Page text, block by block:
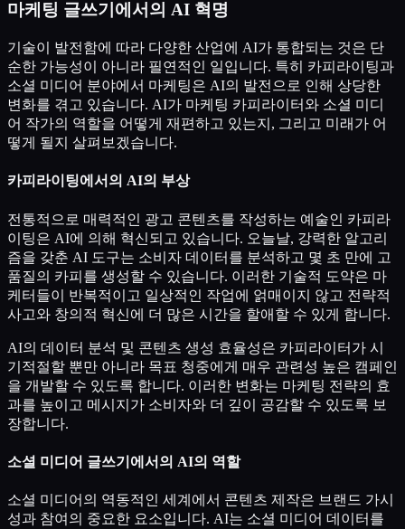
마케팅 글쓰기에서의 AI 혁명
기술이 발전함에 따라 다양한 산업에 AI가 통합되는 것은 단
순한 가능성이 아니라 필연적인 일입니다. 특히 카피라이팅과
소셜 미디어 분야에서 마케팅은 AI의 발전으로 인해 상당한
변화를 겪고 있습니다. AI가 마케팅 카피라이터와 소셜 미디
어 작가의 역할을 어떻게 재편하고 있는지, 그리고 미래가 어
떻게 될지 살펴보겠습니다.
카피라이팅에서의 AI의 부상
전통적으로 매력적인 광고 콘텐츠를 작성하는 예술인 카피라
이팅은 AI에 의해 혁신되고 있습니다. 오늘날, 강력한 알고리
즘을 갖춘 AI 도구는 소비자 데이터를 분석하고 몇 초 만에 고
품질의 카피를 생성할 수 있습니다. 이러한 기술적 도약은 마
케터들이 반복적이고 일상적인 작업에 얽매이지 않고 전략적
사고와 창의적 혁신에 더 많은 시간을 할애할 수 있게 합니다.
AI의 데이터 분석 및 콘텐츠 생성 효율성은 카피라이터가 시
기적절할 뿐만 아니라 목표 청중에게 매우 관련성 높은 캠페인
을 개발할 수 있도록 합니다. 이러한 변화는 마케팅 전략의 효
과를 높이고 메시지가 소비자와 더 깊이 공감할 수 있도록 보
장합니다.
소셜 미디어 글쓰기에서의 AI의 역할
소셜 미디어의 역동적인 세계에서 콘텐츠 제작은 브랜드 가시
성과 참여의 중요한 요소입니다. AI는 소셜 미디어 데이터를